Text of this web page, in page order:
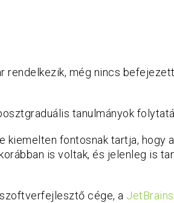
rendelkezik, még nincs
tanulmányok
kiemelten fontosnak tartja, hogy
is voltak, és jelenleg is
cége, a JetBrains